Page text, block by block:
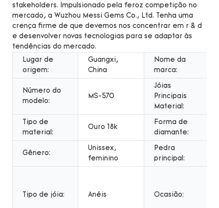
stakeholders. Impulsionado pela feroz competição no
mercado, a Wuzhou Messi Gems Co., Ltd. Tenha uma
crença firme de que devemos nos concentrar em r & d
e desenvolver novas tecnologias para se adaptar às
tendências do mercado.
Lugar de
origem:
Guangxi,
China
Nome da
marca:
Número do
modelo:
MS-570
Jóias
Principais
Material:
Tipo de
material:
Ouro 18k
Forma de
diamante:
Gênero:
Unissex,
feminino
Pedra
principal:
Tipo de jóia: Anéis Ocasião: